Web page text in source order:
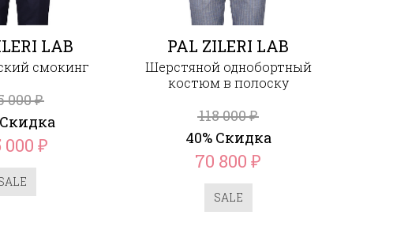
LAB
смокинг
000₽
Скидка
000₽
PAL ZILERI LAB
Шерстяной однобортный
костюм в полоску
118 000₽
40% Скидка
70 800₽
SALE